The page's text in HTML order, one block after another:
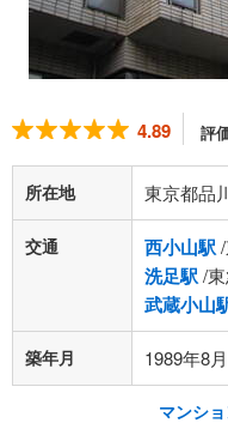
4.89 評
所在地 東京都品
交通 西小山駅
洗足駅/
武蔵小山
築年月 1989年8
マンシ